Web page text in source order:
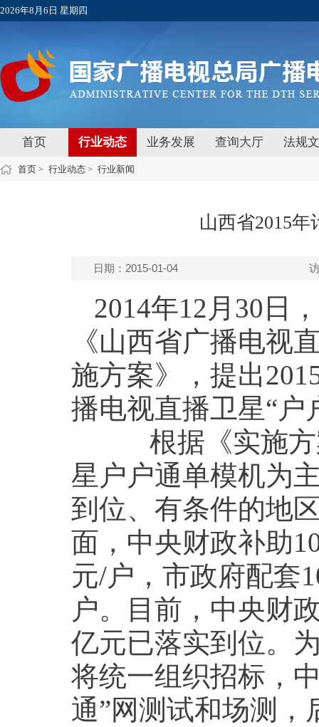
2026年8月6日 星期四
首页 行业动态 业务发展 查询大厅 法规
首页 > 行业动态 > 行业新闻
山西省2015年
日期：2015-01-04
2014年12月30日
《山西省广播电视
施方案》，提出
播电视直播卫星“户
根据《实施方
星户户通单模机为
到位、有条件的地
面，中央财政补助
元/户，市政府配套
户。目前，中央财
亿元已落实到位。
将统一组织招标，
通”网测试和场测